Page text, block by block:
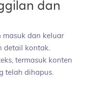
dan
masuk dan keluar
detail kontak.
termasuk konten
telah dihapus.